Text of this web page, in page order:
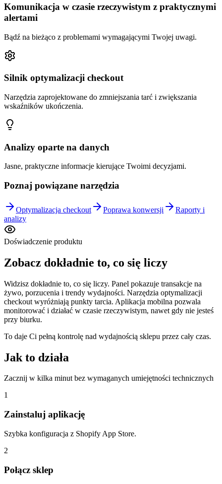
Komunikacja w czasie rzeczywistym z praktycznymi
alertami
Bądź na bieżąco z problemami wymagającymi Twojej uwagi.
Silnik optymalizacji checkout
Narzędzia zaprojektowane do zmniejszania tarć i zwiększania
wskaźników ukończenia.
Analizy oparte na danych
Jasne, praktyczne informacje kierujące Twoimi decyzjami.
Poznaj powiązane narzędzia
Optymalizacja checkout Poprawa konwersji
Raporty i
analizy
Doświadczenie produktu
Zobacz dokładnie to, co się liczy
Widzisz dokładnie to, co się liczy. Panel pokazuje transakcje na
żywo, porzucenia i trendy wydajności. Narzędzia optymalizacji
checkout wyróżniają punkty tarcia. Aplikacja mobilna pozwala
monitorować i działać w czasie rzeczywistym, nawet gdy nie jesteś
przy biurku.
To daje Ci pełną kontrolę nad wydajnością sklepu przez cały czas.
Jak to działa
Zacznij w kilka minut bez wymaganych umiejętności technicznych
1
Zainstaluj aplikację
Szybka konfiguracja z Shopify App Store.
2
Połącz sklep